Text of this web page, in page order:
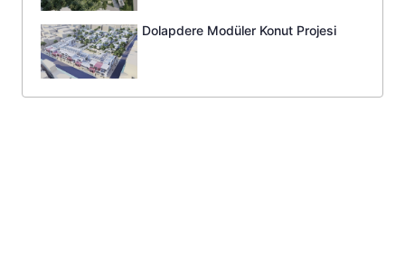
Dolapdere Modüler Konut Projesi